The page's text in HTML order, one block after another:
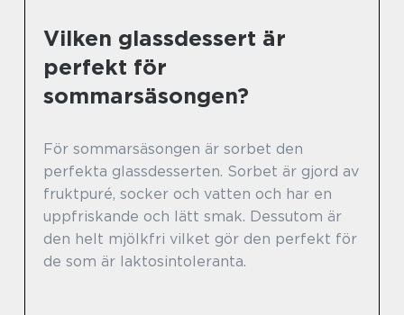
Vilken glassdessert är
perfekt för
sommarsäsongen?
För sommarsäsongen är sorbet den
perfekta glassdesserten. Sorbet är gjord av
fruktpuré, socker och vatten och har en
uppfriskande och lätt smak. Dessutom är
den helt mjölkfri vilket gör den perfekt för
de som är laktosintoleranta.